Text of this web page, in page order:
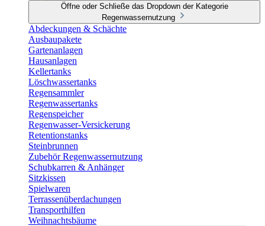
Öffne oder Schließe das Dropdown der Kategorie
Regenwassernutzung
Abdeckungen & Schächte
Ausbaupakete
Gartenanlagen
Hausanlagen
Kellertanks
Löschwassertanks
Regensammler
Regenwassertanks
Regenspeicher
Regenwasser-Versickerung
Retentionstanks
Steinbrunnen
Zubehör Regenwassernutzung
Schubkarren & Anhänger
Sitzkissen
Spielwaren
Terrassenüberdachungen
Transporthilfen
Weihnachtsbäume